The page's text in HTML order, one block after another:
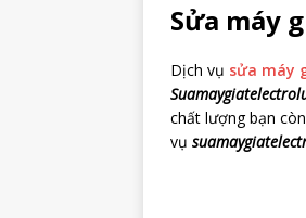
Sửa máy
Dịch vụ sửa máy
chất lượng bạn
vụ